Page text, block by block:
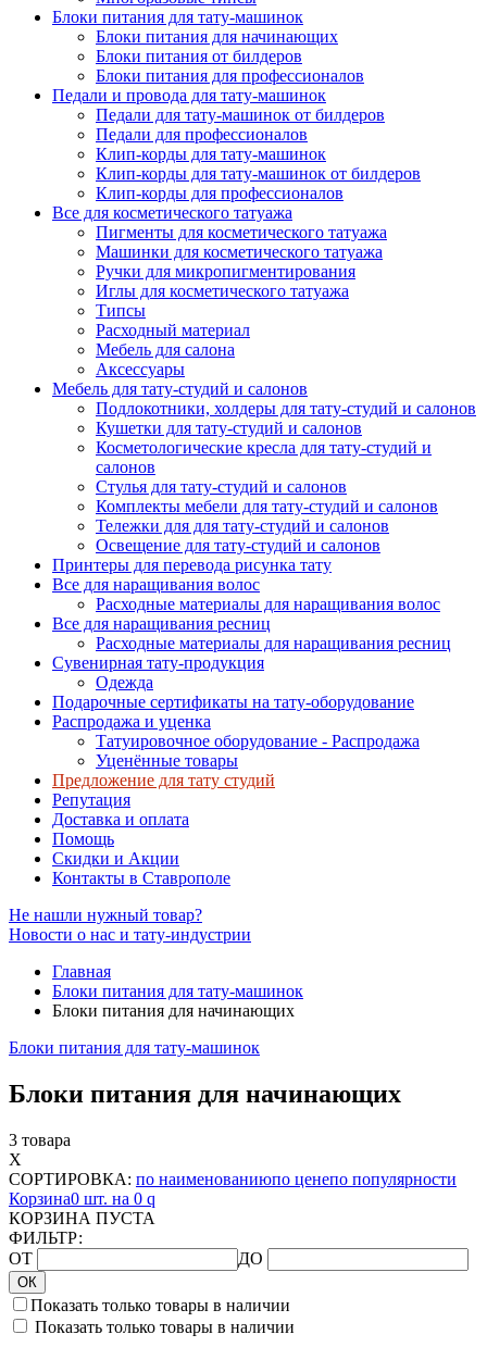
Блоки питания для тату-машинок
Блоки питания для начинающих
Блоки питания от билдеров
Блоки питания для профессионалов
Педали и провода для тату-машинок
Педали для тату-машинок от билдеров
Педали для профессионалов
Клип-корды для тату-машинок
Клип-корды для тату-машинок от билдеров
Клип-корды для профессионалов
Все для косметического татуажа
Пигменты для косметического татуажа
Машинки для косметического татуажа
Ручки для микропигментирования
Иглы для косметического татуажа
Типсы
Расходный материал
Мебель для салона
Аксессуары
Мебель для тату-студий и салонов
Подлокотники, холдеры для тату-студий и салонов
Кушетки для тату-студий и салонов
Косметологические кресла для тату-студий и
салонов
Стулья для тату-студий и салонов
Комплекты мебели для тату-студий и салонов
Тележки для для тату-студий и салонов
Освещение для тату-студий и салонов
Принтеры для перевода рисунка тату
Все для наращивания волос
Расходные материалы для наращивания волос
Все для наращивания ресниц
Расходные материалы для наращивания ресниц
Сувенирная тату-продукция
Одежда
Подарочные сертификаты на тату-оборудование
Распродажа и уценка
Татуировочное оборудование - Распродажа
Уценённые товары
Предложение для тату студий
Репутация
Доставка и оплата
Помощь
Скидки и Акции
Контакты в Ставрополе
Не нашли нужный товар?
Новости о нас и тату-индустрии
Главная
Блоки питания для тату-машинок
Блоки питания для начинающих
Блоки питания для тату-машинок
Блоки питания для начинающих
3 товара
X
СОРТИРОВКА: по наименованиюпо ценепо популярности
Корзина0 шт. на 0 q
КОРЗИНА ПУСТА
ФИЛЬТР:
ОТ
ДО
ОК
Показать только товары в наличии
Показать только товары в наличии